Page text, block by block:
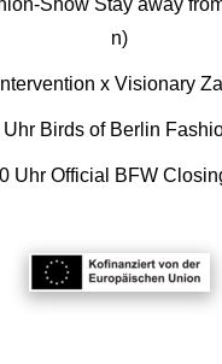
n)
x Visionary
Uhr Birds of Berlin
Uhr Official BFW